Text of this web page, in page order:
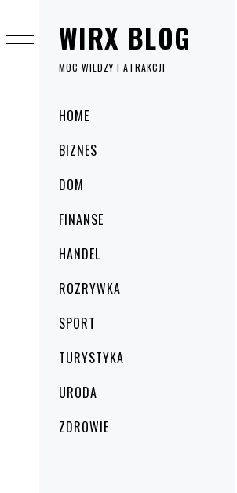
WIRX BLOG
MOC WIEDZY I ATRAKCJI
Menu
główne
HOME
BIZNES
DOM
FINANSE
HANDEL
ROZRYWKA
SPORT
TURYSTYKA
URODA
ZDROWIE
do
treści